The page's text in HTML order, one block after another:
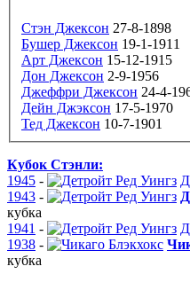
Стэн Джексон 27-8-1898
Бушер Джексон 19-1-1911
Арт Джексон 15-12-1915
Дон Джексон 2-9-1956
Джеффри Джексон 24-4-
Дейн Джэксон 17-5-1970
Тед Джексон 10-7-1901
Кубок Стэнли:
1945 -
1943 -
кубка
1941 -
1938 -
кубка